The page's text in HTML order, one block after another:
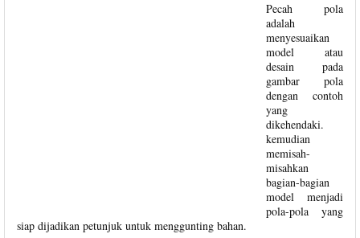
Pecah pola
adalah
menyesuaikan
model atau
desain pada
gambar pola
dengan contoh
yang
dikehendaki.
kemudian
memisah-
misahkan
bagian-bagian
model menjadi
pola-pola yang
siap dijadikan petunjuk untuk menggunting bahan.